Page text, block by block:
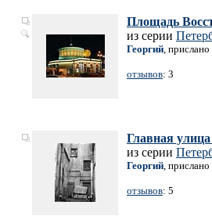
Площадь
из серии
Георгий,
отзывов: 3
Главная
из серии
Георгий,
отзывов: 5